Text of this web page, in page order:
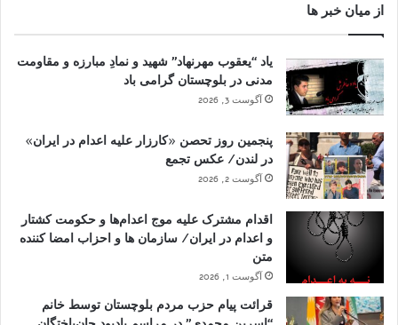
از میان خبر ها
یاد “یعقوب مهرنهاد” شهید و نمادِ مبارزه و مقاومت
مدنی در بلوچستان گرامی باد
آگوست 3, 2026
پنجمین روز تحصن «کارزار علیه اعدام در ایران»
در لندن/ عکس تجمع
آگوست 2, 2026
اقدام مشترک علیه موج اعدام‌ها و حکومت کشتار
و اعدام در ایران/ سازمان ها و احزاب امضا کننده
متن
آگوست 1, 2026
قرائت پیام حزب مردم بلوچستان توسط خانم